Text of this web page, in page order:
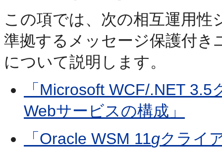
この項では、次の相互運用
準拠するメッセージ保護付き
について説明します。
「Microsoft WCF/.NET
Webサービスの構成」
「Oracle WSM 11gクライ